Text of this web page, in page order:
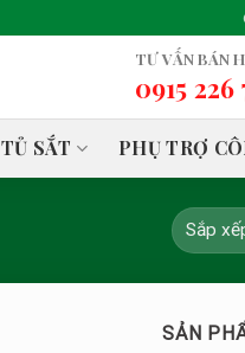
TƯ VẤN BÁN
0915 226
TỦ SẮT PHỤ TRỢ
SẢN